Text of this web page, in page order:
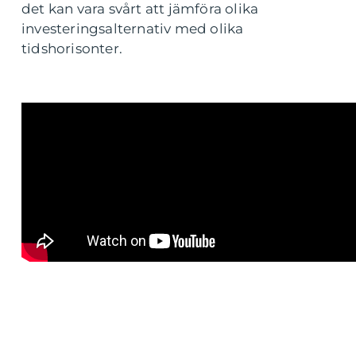
det kan vara svårt att jämföra olika
investeringsalternativ med olika
tidshorisonter.